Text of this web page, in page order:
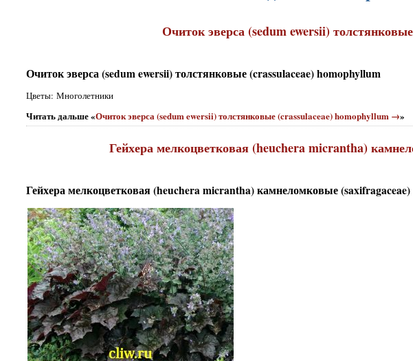
Очиток эверса (sedum ewersii)
Очиток эверса (sedum ewersii) толстянковые (crassulaceae) homophyllum
Цветы: Многолетники
Читать дальше «Очиток эверса (sedum ewersii) толстянковые (crassulaceae) homophyllum →»
Гейхера мелкоцветковая (heuchera micrantha)
Гейхера мелкоцветковая (heuchera micrantha) камнеломковые